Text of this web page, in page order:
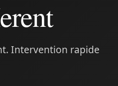
Intervention rapide